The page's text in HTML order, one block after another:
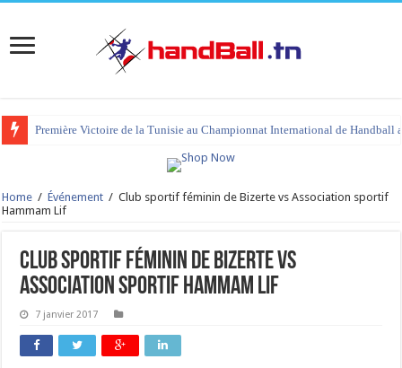
Première Victoire de la Tunisie au Championnat International de Handball
Home / Événement / Club sportif féminin de Bizerte vs Association sportif
Hammam Lif
Club sportif féminin de Bizerte vs
Association sportif Hammam Lif
7 janvier 2017